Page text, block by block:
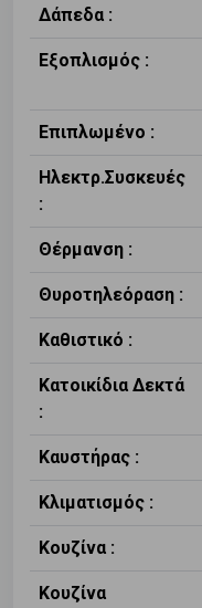
Δάπεδα :
Εξοπλισμός :
Επιπλωμένο :
Ηλεκτρ.Συσκευές
:
Θέρμανση :
Θυροτηλεόραση :
Καθιστικό :
Κατοικίδια Δεκτά
:
Καυστήρας :
Κλιματισμός :
Κουζίνα :
Κουζίνα